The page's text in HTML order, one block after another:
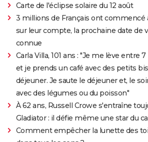
Carte de l'éclipse solaire du 12 août
3 millions de Français ont commencé
sur leur compte, la prochaine date de
connue
Carla Villa, 101 ans : "Je me lève entre
et je prends un café avec des petits
déjeuner. Je saute le déjeuner et, le
avec des légumes ou du poisson"
À 62 ans, Russell Crowe s'entraîne
Gladiator : il défie même une star du
Comment empêcher la lunette des